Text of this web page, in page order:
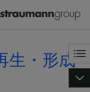
生・形成